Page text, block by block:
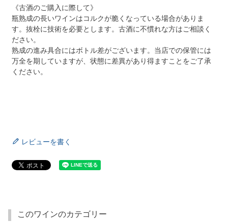
《古酒のご購入に際して》
瓶熟成の長いワインはコルクが脆くなっている場合がありま
す。抜栓に技術を必要とします。古酒に不慣れな方はご相談く
ださい。
熟成の進み具合にはボトル差がございます。当店での保管には
万全を期していますが、状態に差異があり得ますことをご了承
ください。
レビューを書く
このワインのカテゴリー